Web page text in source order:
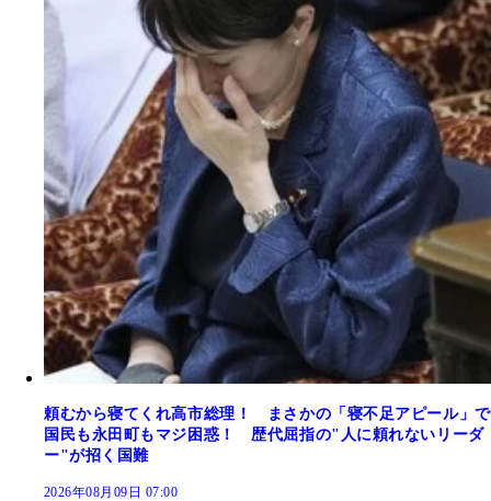
頼むから寝てくれ高市総理！ まさかの「寝不足アピール」で
国民も永田町もマジ困惑！ 歴代屈指の"人に頼れないリーダ
ー"が招く国難
2026年08月09日 07:00